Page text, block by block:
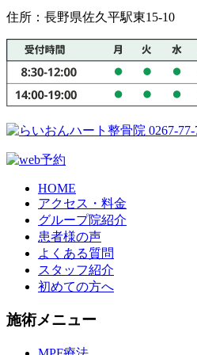
住所：長野県佐久平駅東15-10
HOME
アクセス・料金
グループ院紹介
患者様の声
よくある質問
スタッフ紹介
初めての方へ
施術メニュー